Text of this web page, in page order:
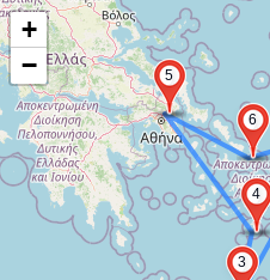
3
4
5
6
+
−